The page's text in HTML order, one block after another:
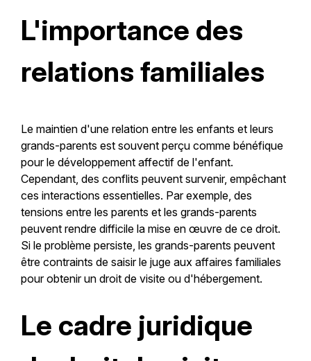
L'importance des
relations familiales
Le maintien d'une relation entre les enfants et leurs
grands-parents est souvent perçu comme bénéfique
pour le développement affectif de l'enfant.
Cependant, des conflits peuvent survenir, empêchant
ces interactions essentielles. Par exemple, des
tensions entre les parents et les grands-parents
peuvent rendre difficile la mise en œuvre de ce droit.
Si le problème persiste, les grands-parents peuvent
être contraints de saisir le juge aux affaires familiales
pour obtenir un droit de visite ou d'hébergement.
Le cadre juridique